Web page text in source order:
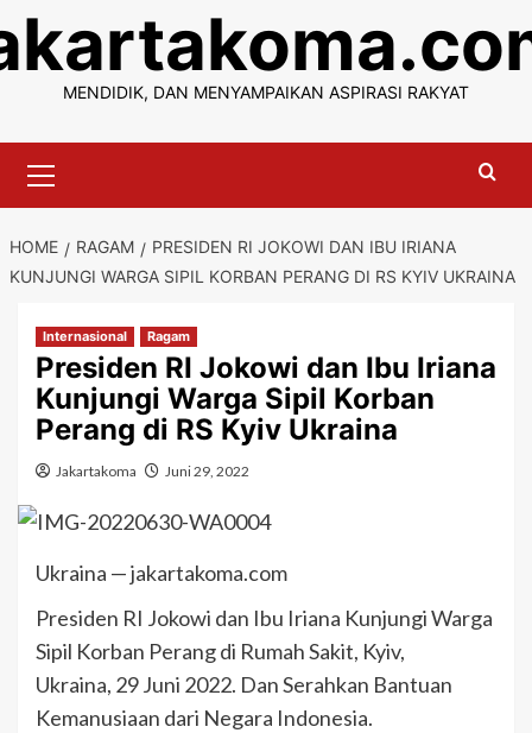
content
MENDIDIK, DAN MENYAMPAIKAN ASPIRASI RAKYAT
Menu
HOME RAGAM
PRESIDEN RI JOKOWI DAN IBU IRIANA
KUNJUNGI WARGA SIPIL KORBAN PERANG DI RS KYIV UKRAINA
Internasional Ragam
Presiden RI Jokowi dan Ibu Iriana
Kunjungi Warga Sipil Korban
Perang di RS Kyiv Ukraina
Jakartakoma Juni 29, 2022
Ukraina — jakartakoma.com
Presiden RI Jokowi dan Ibu Iriana Kunjungi Warga
Sipil Korban Perang di Rumah Sakit, Kyiv,
Ukraina, 29 Juni 2022. Dan Serahkan Bantuan
Kemanusiaan dari Negara Indonesia.